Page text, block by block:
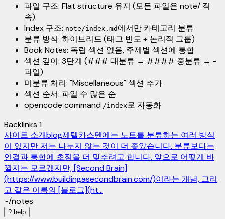
파일 구조: Flat structure 유지 (모든 파일은 note/ 직
속)
Index 구조: note/index.md 에서만 카테고리 분류
분류 방식: 하이브리드 (태그 빈도 + 논리적 그룹)
Book Notes: 독립 섹션 없음, 주제별 섹션에 통합
섹션 깊이: 3단계 (### 대분류 → #### 중분류 → -
파일)
미분류 처리: "Miscellaneous" 섹션 추가
섹션 순서: 파일 수 많은 순
opencode command /index로 자동화
Backlinks 1
사이트 소개blog제텔카스텐에는 노트를 분류하는 여러 방식
이 있지만 저는 나누지 않는 것이 더 좋았습니다. 분류보다는
연결과 통합에 초점을 더 맞추려고 합니다. 앞으로 어떻게 바
뀔지는 모르겠지만, [Second Brain]
(https://www.buildingasecondbrain.com/)이라는 개념, 그리
고 같은 이름의 [블로그](ht...
~/notes
? help